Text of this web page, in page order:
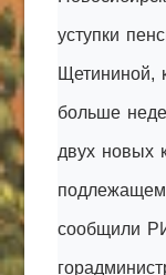
Eltaro-
уступки
Щетининой,
больше
двух новых
сообщили